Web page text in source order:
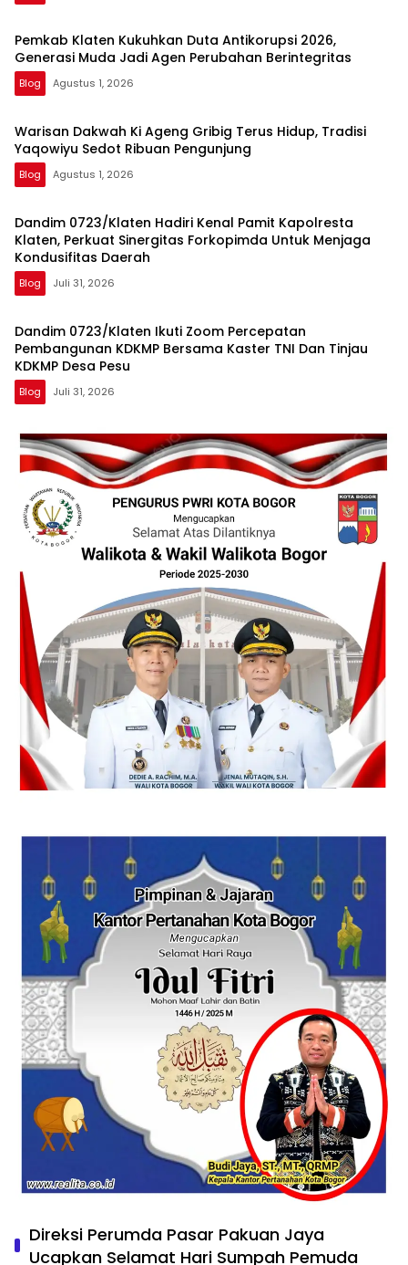
Pemkab Klaten Kukuhkan Duta Antikorupsi 2026,
Generasi Muda Jadi Agen Perubahan Berintegritas
Blog Agustus 1, 2026
Warisan Dakwah Ki Ageng Gribig Terus Hidup, Tradisi
Yaqowiyu Sedot Ribuan Pengunjung
Blog Agustus 1, 2026
Dandim 0723/Klaten Hadiri Kenal Pamit Kapolresta
Klaten, Perkuat Sinergitas Forkopimda Untuk Menjaga
Kondusifitas Daerah
Blog Juli 31, 2026
Dandim 0723/Klaten Ikuti Zoom Percepatan
Pembangunan KDKMP Bersama Kaster TNI Dan Tinjau
KDKMP Desa Pesu
Blog Juli 31, 2026
Direksi Perumda Pasar Pakuan Jaya
Ucapkan Selamat Hari Sumpah Pemuda